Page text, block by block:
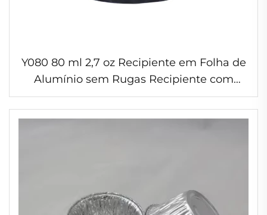
Y080 80 ml 2,7 oz Recipiente em Folha de
Alumínio sem Rugas Recipiente com
Parede Lisa Armazenamento Seguro para
Alimentos Recipiente Resistente a Rugas